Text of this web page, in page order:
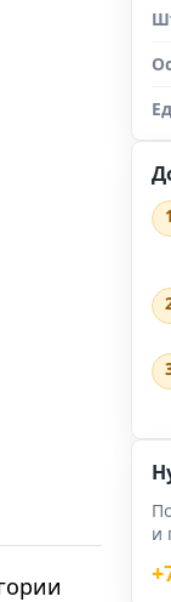
1
и